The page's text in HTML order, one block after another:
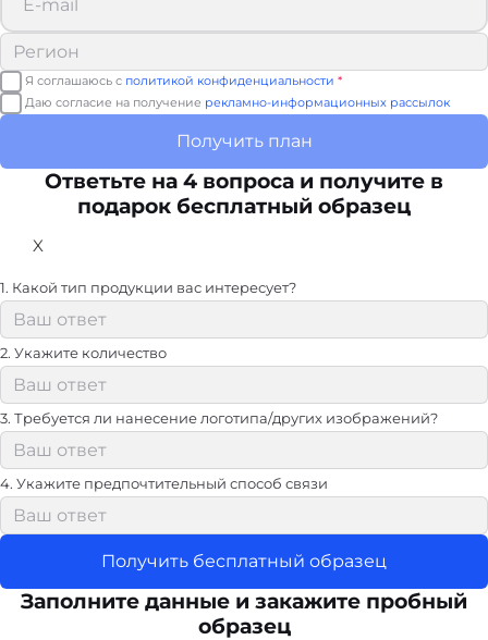
Я соглашаюсь с политикой конфиденциальности *
Даю согласие на получение рекламно-информационных рассылок
Получить план
Ответьте на 4 вопроса и получите в
подарок бесплатный образец
X
1. Какой тип продукции вас интересует?
2. Укажите количество
3. Требуется ли нанесение логотипа/других изображений?
4. Укажите предпочтительный способ связи
Получить бесплатный образец
Заполните данные и закажите пробный
образец